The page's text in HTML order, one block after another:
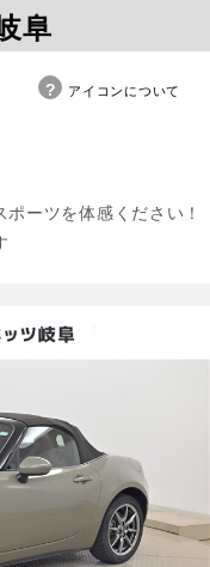
阜
アイコンについて
ーツを体感ください！